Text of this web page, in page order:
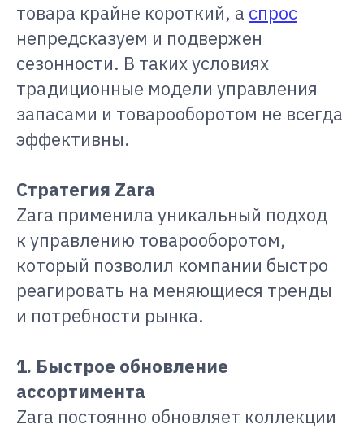
товара крайне короткий, а спрос
непредсказуем и подвержен
сезонности. В таких условиях
традиционные модели управления
запасами и товарооборотом не всегда
эффективны.
Стратегия Zara
Zara применила уникальный подход
к управлению товарооборотом,
который позволил компании быстро
реагировать на меняющиеся тренды
и потребности рынка.
1. Быстрое обновление
ассортимента
Zara постоянно обновляет коллекции